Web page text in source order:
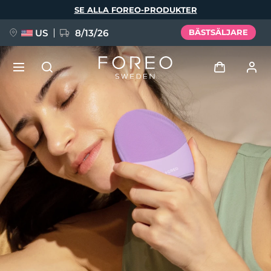
SE ALLA FOREO-PRODUKTER
US 8/13/26 BÄSTSÄLJARE
Användarprofil
Mina enheter
Mina beställningar
Mina adresser
Mina prenumerationer
NYHET
FAQ™ Pure Beauty-Tech Elixir
BREAKING NEWS
issa™ Teeth Whitening Set
Språk
English Deutsch
Español
Français
Italiano
Português
Svenska
Русский
Türkçe
简体中文 繁體中文